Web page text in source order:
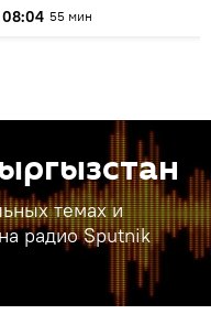
08:04 55 мин
темах и
радио Sputnik